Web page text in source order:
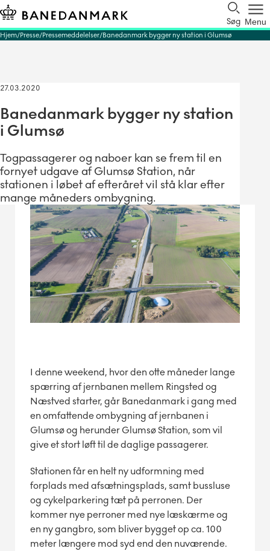
Søg Menu
Hjem Presse Pressemeddelelser Banedanmark bygger ny station i Glumsø
27.03.2020
Banedanmark bygger ny station
i Glumsø
Togpassagerer og naboer kan se frem til en
fornyet udgave af Glumsø Station, når
stationen i løbet af efteråret vil stå klar efter
mange måneders ombygning.
I denne weekend, hvor den otte måneder lange
spærring af jernbanen mellem Ringsted og
Næstved starter, går Banedanmark i gang med
en omfattende ombygning af jernbanen i
Glumsø og herunder Glumsø Station, som vil
give et stort løft til de daglige passagerer.
Stationen får en helt ny udformning med
forplads med afsætningsplads, samt bussluse
og cykelparkering tæt på perronen. Der
kommer nye perroner med nye læskærme og
en ny gangbro, som bliver bygget op ca. 100
meter længere mod syd end den nuværende.